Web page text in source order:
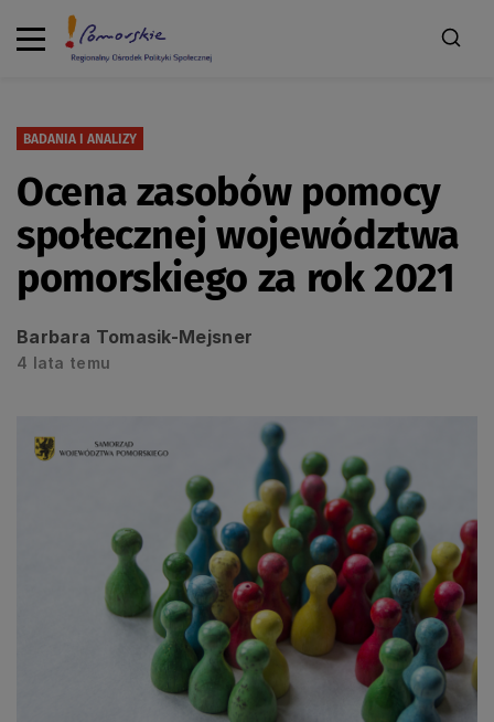
BADANIA I ANALIZY
Ocena zasobów pomocy
społecznej województwa
pomorskiego za rok 2021
Barbara Tomasik-Mejsner
4 lata temu